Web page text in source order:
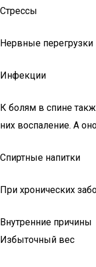
Стрессы
Нервные
Инфекции
К болям в спине
них воспаление. А
Спиртные напитки
При хронических
Внутренние причины
Избыточный вес